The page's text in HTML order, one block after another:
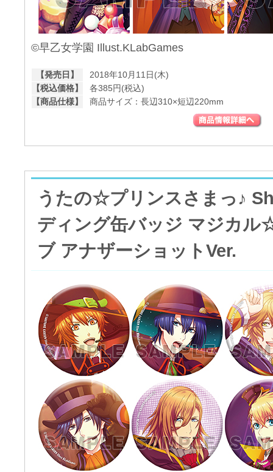
©早乙女学園 Illust.KLabGames
【発売日】
2018年10月11日(木)
【税込価格】
各385円(税込)
【商品仕様】
商品サイズ：長辺310×短辺220mm
うたの☆プリンスさまっ♪
ディング缶バッジ マジカル
ブ アナザーショットVer.